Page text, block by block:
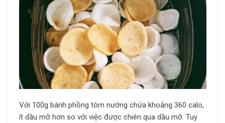
Với 100g bánh phồng tôm nướng chứa khoảng 360 calo,
ít dầu mỡ hơn so với việc được chiên qua dầu mỡ. Tuy